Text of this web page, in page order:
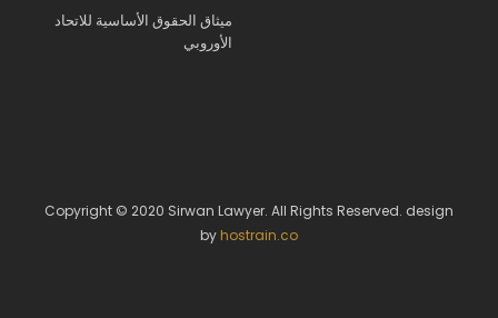
ميثاق الحقوق الأساسية للاتحاد
الأوروبي
Copyright © 2020 Sirwan Lawyer. All Rights Reserved. design
by hostrain.co